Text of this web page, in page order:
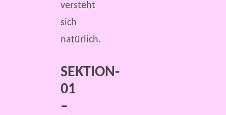
versteht
sich
natürlich.
SEKTION-
01
–